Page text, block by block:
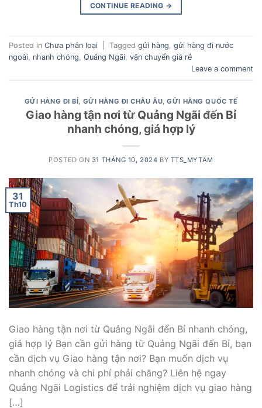
CONTINUE READING →
Posted in Chưa phân loại Tagged gửi hàng gửi hàng đi nước
ngoài nhanh chóng Quảng Ngãi vận chuyển giá rẻ
Leave a comment
GỬI HÀNG ĐI BỈ GỬI HÀNG ĐI CHÂU ÂU ,GỬI HÀNG QUỐC TẾ
Giao hàng tận nơi từ Quảng Ngãi đến Bỉ
nhanh chóng, giá hợp lý
POSTED ON 31 THÁNG 10, 2024 BY TTS_MYTAM
31
Th10
Giao hàng tận nơi từ Quảng Ngãi đến Bỉ nhanh chóng,
giá hợp lý Bạn cần gửi hàng từ Quảng Ngãi đến Bỉ, bạn
cần dịch vụ Giao hàng tận nơi? Bạn muốn dịch vụ
nhanh chóng và chi phí phải chăng? Liên hệ ngay
Quảng Ngãi Logistics để trải nghiệm dịch vụ giao hàng
[…]